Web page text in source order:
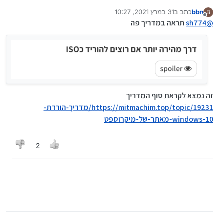
פשוט שעשיתי תצוגה של טלפון וריענון זה נותן להוריד
ישירות כISO
B
מנותק
bbnכתב ב31 במרץ 2021, 10:27
נערך לאחרונה על ידי
@
sh774תראה במדריך פה
זה נמצא לקראת סוף המדריך
https://mitmachim.top/topic/19231/מדריך-הורדת-
windows-10-מאתר-של-מיקרוספט
2